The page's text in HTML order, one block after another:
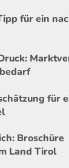
für ein
für
Broschüre
Land Tirol